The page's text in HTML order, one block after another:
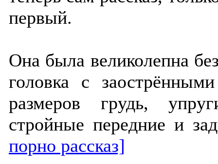
первый.
Она была великолепна
головка с
размеров грудь,
стройные передние и
порно рассказ]